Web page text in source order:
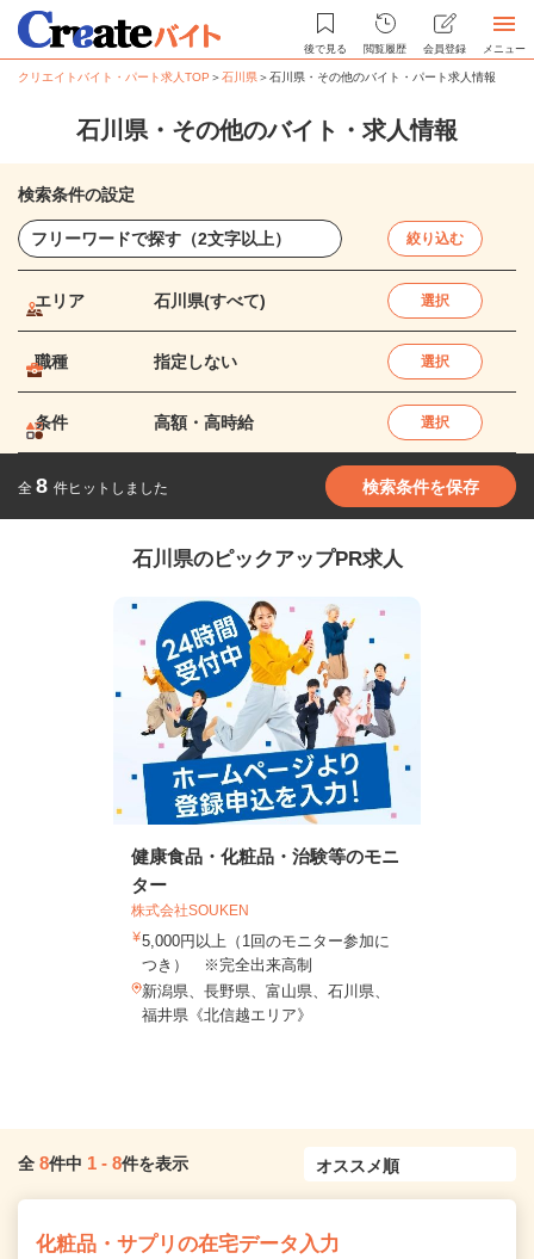
後で見る 閲覧履歴 会員登録 メニュー
クリエイトバイト・パート求人TOP ＞石川県＞石川県・その他のバイト・パート求人情報
石川県・その他のバイト・求人情報
検索条件の設定
絞り込む
エリア 石川県(すべて) 選択
職種 指定しない 選択
条件 高額・高時給 選択
全 8 件ヒットしました 検索条件を保存
石川県のピックアップPR求人
健康食品・化粧品・治験等のモニ
ター
株式会社SOUKEN
5,000円以上（1回のモニター参加に
つき） ※完全出来高制
新潟県、長野県、富山県、石川県、
福井県《北信越エリア》
全 8件中 1 - 8件を表示
化粧品・サプリの在宅データ入力